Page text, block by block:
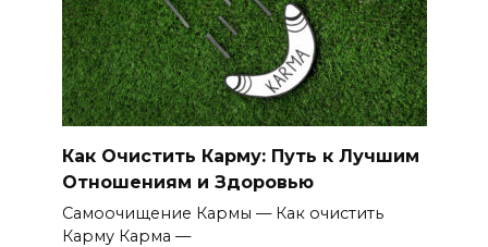
Как Очистить Карму: Путь к Лучшим
Отношениям и Здоровью
Самоочищение Кармы — Как очистить
Карму Карма —